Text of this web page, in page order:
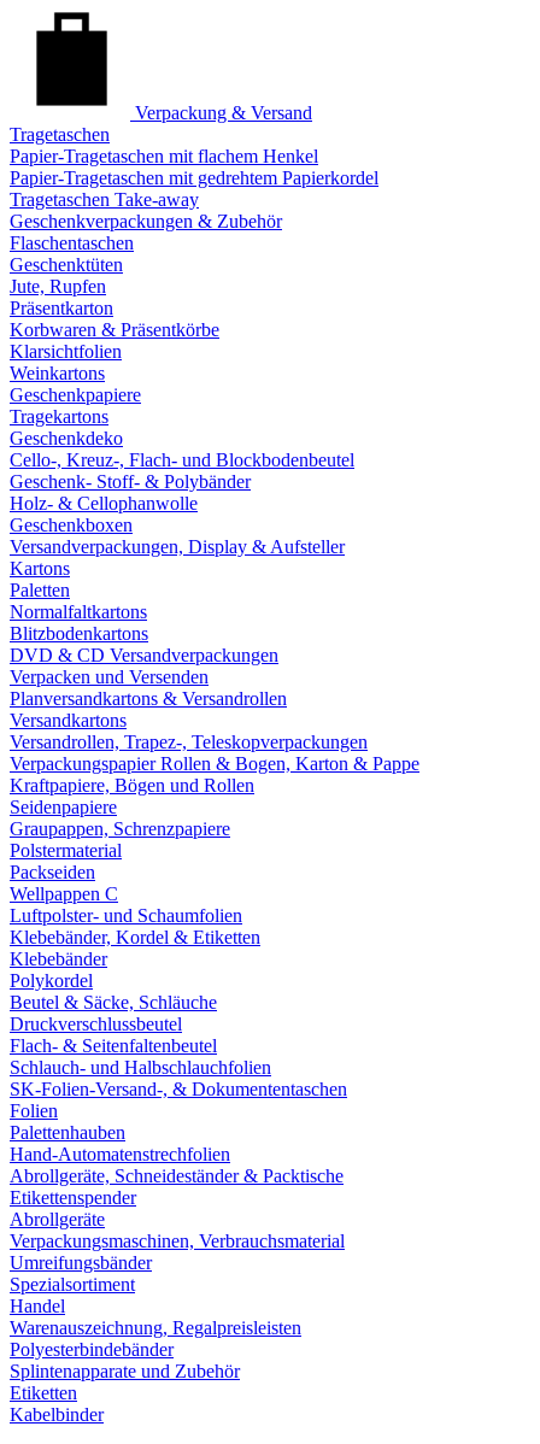
Verpackung & Versand
Tragetaschen
Papier-Tragetaschen mit flachem Henkel
Papier-Tragetaschen mit gedrehtem Papierkordel
Tragetaschen Take-away
Geschenkverpackungen & Zubehör
Flaschentaschen
Geschenktüten
Jute, Rupfen
Präsentkarton
Korbwaren & Präsentkörbe
Klarsichtfolien
Weinkartons
Geschenkpapiere
Tragekartons
Geschenkdeko
Cello-, Kreuz-, Flach- und Blockbodenbeutel
Geschenk- Stoff- & Polybänder
Holz- & Cellophanwolle
Geschenkboxen
Versandverpackungen, Display & Aufsteller
Kartons
Paletten
Normalfaltkartons
Blitzbodenkartons
DVD & CD Versandverpackungen
Verpacken und Versenden
Planversandkartons & Versandrollen
Versandkartons
Versandrollen, Trapez-, Teleskopverpackungen
Verpackungspapier Rollen & Bogen, Karton & Pappe
Kraftpapiere, Bögen und Rollen
Seidenpapiere
Graupappen, Schrenzpapiere
Polstermaterial
Packseiden
Wellpappen C
Luftpolster- und Schaumfolien
Klebebänder, Kordel & Etiketten
Klebebänder
Polykordel
Beutel & Säcke, Schläuche
Druckverschlussbeutel
Flach- & Seitenfaltenbeutel
Schlauch- und Halbschlauchfolien
SK-Folien-Versand-, & Dokumententaschen
Folien
Palettenhauben
Hand-Automatenstrechfolien
Abrollgeräte, Schneideständer & Packtische
Etikettenspender
Abrollgeräte
Verpackungsmaschinen, Verbrauchsmaterial
Umreifungsbänder
Spezialsortiment
Handel
Warenauszeichnung, Regalpreisleisten
Polyesterbindebänder
Splintenapparate und Zubehör
Etiketten
Kabelbinder